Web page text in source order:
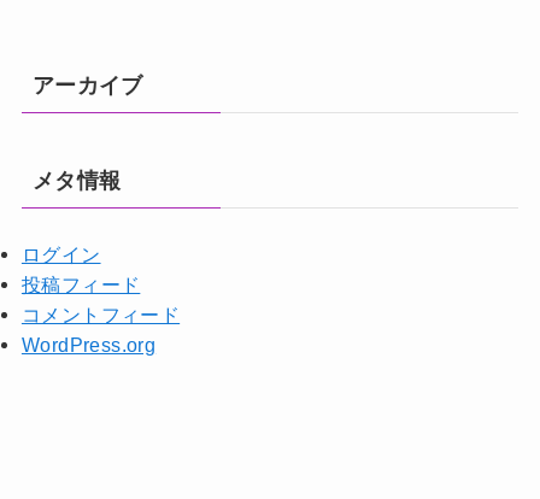
アーカイブ
メタ情報
ログイン
投稿フィード
コメントフィード
WordPress.org